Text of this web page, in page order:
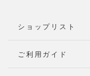
ショップリスト
ご利用ガイド